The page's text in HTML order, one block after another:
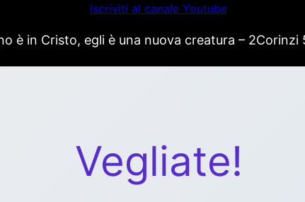
Iscriviti al canale Youtube
è in Cristo, egli è una nuova creatura – 2Corinzi
Vegliate!